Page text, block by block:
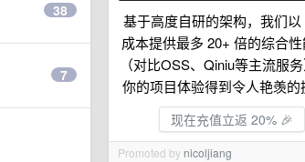
基于高度自研的架构，我们以
成本提供最多 20+ 倍的综合
（对比OSS、Qiniu等主流服
你的项目体验得到令人艳羡的
现在充值立返 20% 🎉
Promoted by nicoljiang
38
7